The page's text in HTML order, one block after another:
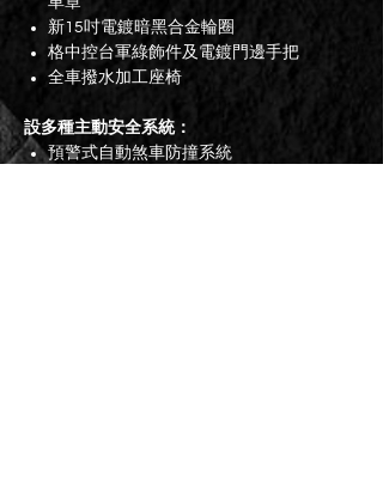
新15吋電鍍暗黑合金輪圈
格中控台軍綠飾件及電鍍門邊手把
全車撥水加工座椅
設多種主動安全系統：
預警式自動煞車防撞系統